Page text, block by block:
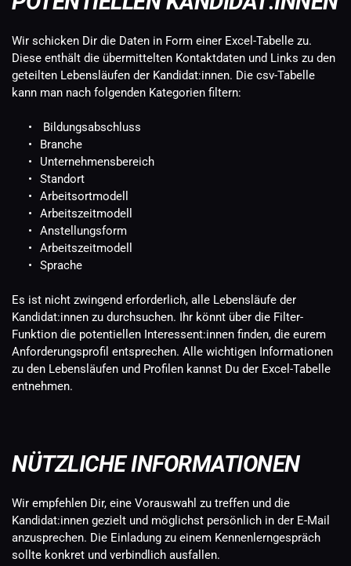
Wir schicken Dir die Daten in Form einer Excel-Tabelle zu.
Diese enthält die übermittelten Kontaktdaten und Links zu den
geteilten Lebensläufen der Kandidat:innen. Die csv-Tabelle
kann man nach folgenden Kategorien filtern:
Bildungsabschluss
Branche
Unternehmensbereich
Standort
Arbeitsortmodell
Arbeitszeitmodell
Anstellungsform
Arbeitszeitmodell
Sprache
Es ist nicht zwingend erforderlich, alle Lebensläufe der
Kandidat:innen zu durchsuchen. Ihr könnt über die Filter-
Funktion die potentiellen Interessent:innen finden, die eurem
Anforderungsprofil entsprechen. Alle wichtigen Informationen
zu den Lebensläufen und Profilen kannst Du der Excel-Tabelle
entnehmen.
NÜTZLICHE INFORMATIONEN
Wir empfehlen Dir, eine Vorauswahl zu treffen und die
Kandidat:innen gezielt und möglichst persönlich in der E-Mail
anzusprechen. Die Einladung zu einem Kennenlerngespräch
sollte konkret und verbindlich ausfallen.